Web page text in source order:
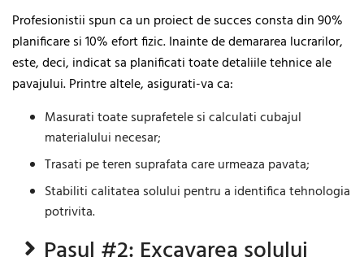
Profesionistii spun ca un proiect de succes consta din 90%
planificare si 10% efort fizic. Inainte de demararea lucrarilor,
este, deci, indicat sa planificati toate detaliile tehnice ale
pavajului. Printre altele, asigurati-va ca:
Masurati toate suprafetele si calculati cubajul
materialului necesar;
Trasati pe teren suprafata care urmeaza pavata;
Stabiliti calitatea solului pentru a identifica tehnologia
potrivita.
Pasul #2: Excavarea solului